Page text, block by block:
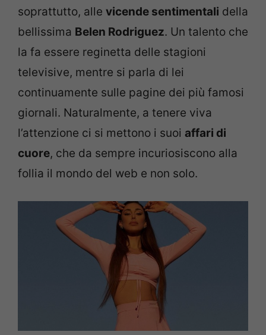
soprattutto, alle vicende sentimentali della
bellissima Belen Rodriguez. Un talento che
la fa essere reginetta delle stagioni
televisive, mentre si parla di lei
continuamente sulle pagine dei più famosi
giornali. Naturalmente, a tenere viva
l’attenzione ci si mettono i suoi affari di
cuore, che da sempre incuriosiscono alla
follia il mondo del web e non solo.